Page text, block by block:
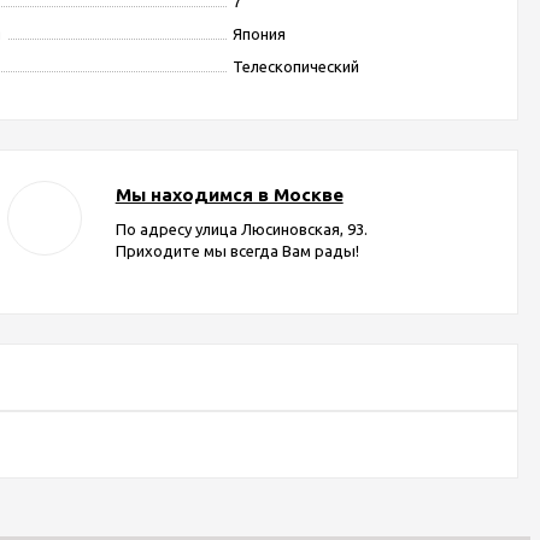
Япония
Телескопический
Мы находимся в Москве
По адресу улица Люсиновская, 93.
Приходите мы всегда Вам рады!